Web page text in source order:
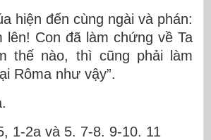
hiện đến cùng ngài và phán:
lên! Con đã làm chứng về Ta
thế nào, thì cũng phải làm
Rôma như vậy”.
1-2a và 5. 7-8. 9-10. 11